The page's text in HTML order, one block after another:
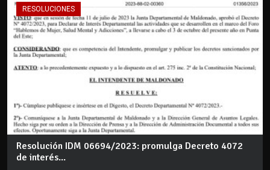
RESOLUCIONES
Resolución IDM 06694/2023: promulga Decreto 4072
de interés...